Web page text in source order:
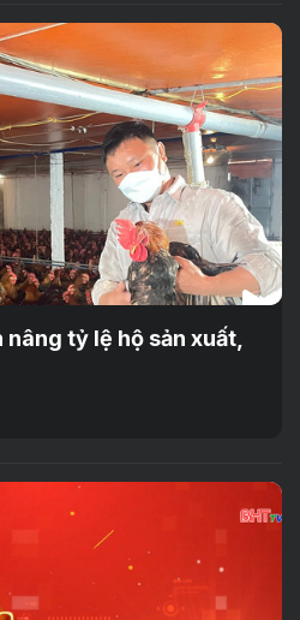
tỷ lệ hộ sản xuất,